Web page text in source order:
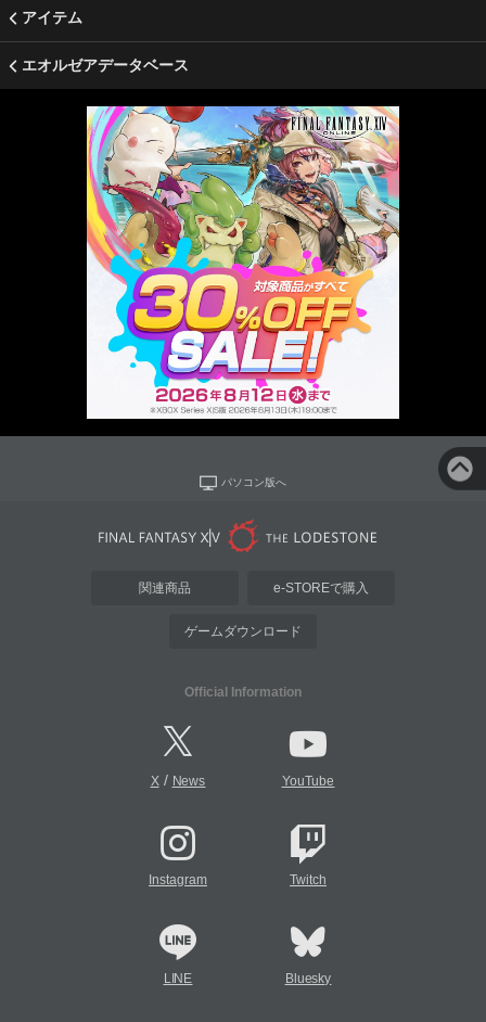
アイテム
エオルゼアデータベース
パソコン版へ
関連商品 e-STOREで購入
ゲームダウンロード
Official Information
X/ News YouTube
Instagram Twitch
LINE Bluesky